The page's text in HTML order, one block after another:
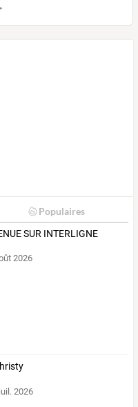
Populaires
SUR INTERLIGNE
2026
2026